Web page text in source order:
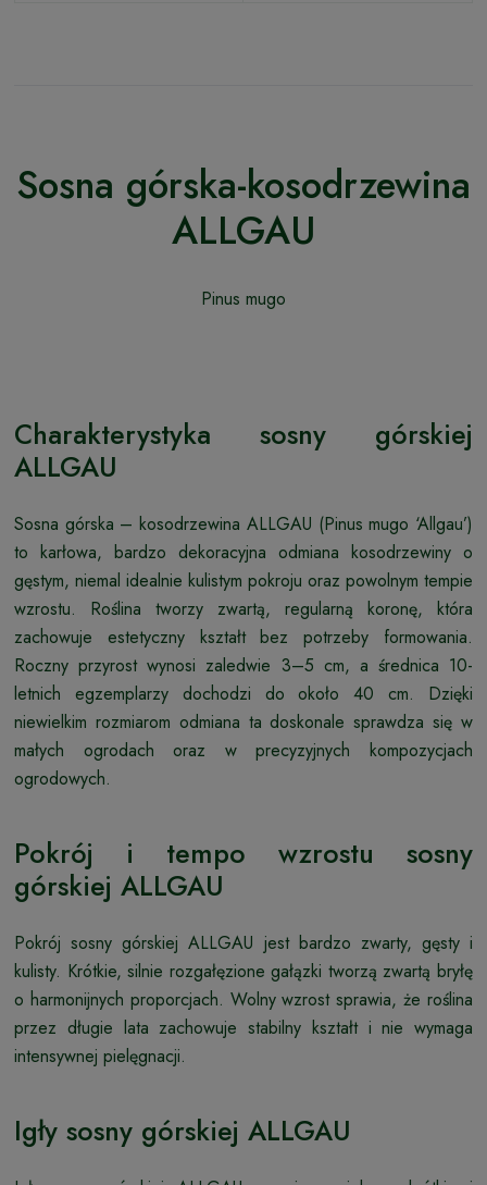
Sosna górska-kosodrzewina
ALLGAU
Pinus mugo
Charakterystyka sosny górskiej
ALLGAU
Sosna górska – kosodrzewina ALLGAU (Pinus mugo ‘Allgau’)
to karłowa, bardzo dekoracyjna odmiana kosodrzewiny o
gęstym, niemal idealnie kulistym pokroju oraz powolnym tempie
wzrostu. Roślina tworzy zwartą, regularną koronę, która
zachowuje estetyczny kształt bez potrzeby formowania.
Roczny przyrost wynosi zaledwie 3–5 cm, a średnica 10-
letnich egzemplarzy dochodzi do około 40 cm. Dzięki
niewielkim rozmiarom odmiana ta doskonale sprawdza się w
małych ogrodach oraz w precyzyjnych kompozycjach
ogrodowych.
Pokrój i tempo wzrostu sosny
górskiej ALLGAU
Pokrój sosny górskiej ALLGAU jest bardzo zwarty, gęsty i
kulisty. Krótkie, silnie rozgałęzione gałązki tworzą zwartą bryłę
o harmonijnych proporcjach. Wolny wzrost sprawia, że roślina
przez długie lata zachowuje stabilny kształt i nie wymaga
intensywnej pielęgnacji.
Igły sosny górskiej ALLGAU